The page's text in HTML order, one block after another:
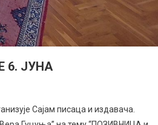
6. ЈУНА
Сајам писаца и издавача.